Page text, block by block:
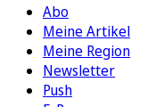
Abo
Meine Artikel
Meine Region
Newsletter
Push